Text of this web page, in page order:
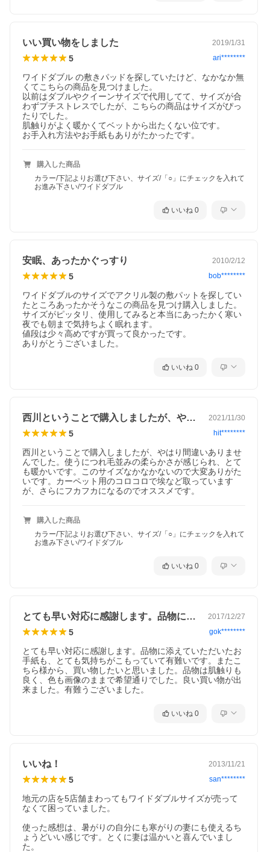
いい買い物をしました 2019/1/31
5 ari********
ワイドダブル の敷きパッドを探していたけど、なかなか無
くてこちらの商品を見つけました。
以前はダブルやクイーンサイズで代用してて、サイズが合
わずプチストレスでしたが、こちらの商品はサイズがぴっ
たりでした。
肌触りがよく暖かくてベットから出たくない位です。
お手入れ方法やお手紙もありがたかったです。
購入した商品
カラー/下記よりお選び下さい、サイズ/「○」にチェックを入れて
お進み下さい/ワイドダブル
いいね 0
安眠、あったかぐっすり 2010/2/12
5 bob********
ワイドダブルのサイズでアクリル製の敷パットを探してい
たところあったかそうなこの商品を見つけ購入しました。
サイズがピッタリ、使用してみると本当にあったかく寒い
夜でも朝まで気持ちよく眠れます。
値段は少々高めですが買って良かったです。
ありがとうございました。
いいね 0
西川ということで購入しましたが、やはり… 2021/11/30
5 hit********
西川ということで購入しましたが、やはり間違いありませ
んでした。使うにつれ毛並みの柔らかさが感じられ、とて
も暖かいです。このサイズなかなかないので大変ありがた
いです。カーペット用のコロコロで埃など取っています
が、さらにフカフカになるのでオススメです。
購入した商品
カラー/下記よりお選び下さい、サイズ/「○」にチェックを入れて
お進み下さい/ワイドダブル
いいね 0
とても早い対応に感謝します。品物に添え… 2017/12/27
5 gok********
とても早い対応に感謝します。品物に添えていただいたお
手紙も、とても気持ちがこもっていて有難いです。またこ
ちら様から、買い物したいと思いました。品物は肌触りも
良く、色も画像のままで希望通りでした。良い買い物が出
来ました。有難うございました。
いいね 0
いいね！ 2013/11/21
5 san********
地元の店を5店舗まわってもワイドダブルサイズが売って
なくて困っていました。
使った感想は、暑がりの自分にも寒がりの妻にも使えるち
ょうどいい感じです。とくに妻は温かいと喜んでいまし
た。